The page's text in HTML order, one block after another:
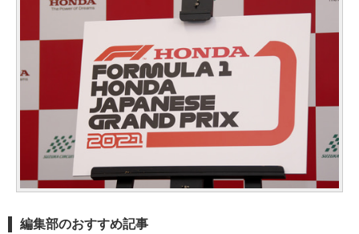
編集部のおすすめ記事